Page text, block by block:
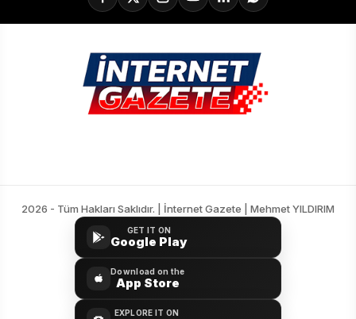
2026 - Tüm Hakları Saklıdır. | İnternet Gazete | Mehmet YILDIRIM
GET IT ON
Google Play
Download on the
App Store
EXPLORE IT ON